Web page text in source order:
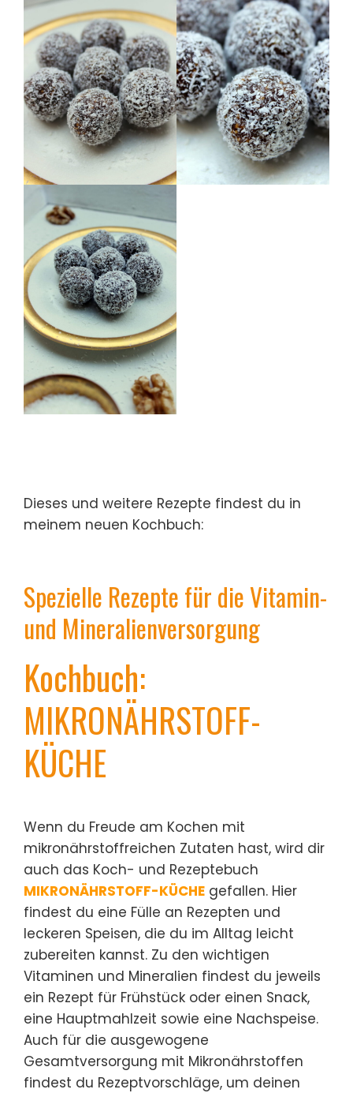
Dieses und weitere Rezepte findest du in
meinem neuen Kochbuch:
Spezielle Rezepte für die Vitamin-
und Mineralienversorgung
Kochbuch:
MIKRONÄHRSTOFF-
KÜCHE
Wenn du Freude am Kochen mit
mikronährstoffreichen Zutaten hast, wird dir
auch das Koch- und Rezeptebuch
MIKRONÄHRSTOFF-KÜCHE gefallen. Hier
findest du eine Fülle an Rezepten und
leckeren Speisen, die du im Alltag leicht
zubereiten kannst. Zu den wichtigen
Vitaminen und Mineralien findest du jeweils
ein Rezept für Frühstück oder einen Snack,
eine Hauptmahlzeit sowie eine Nachspeise.
Auch für die ausgewogene
Gesamtversorgung mit Mikronährstoffen
findest du Rezeptvorschläge, um deinen